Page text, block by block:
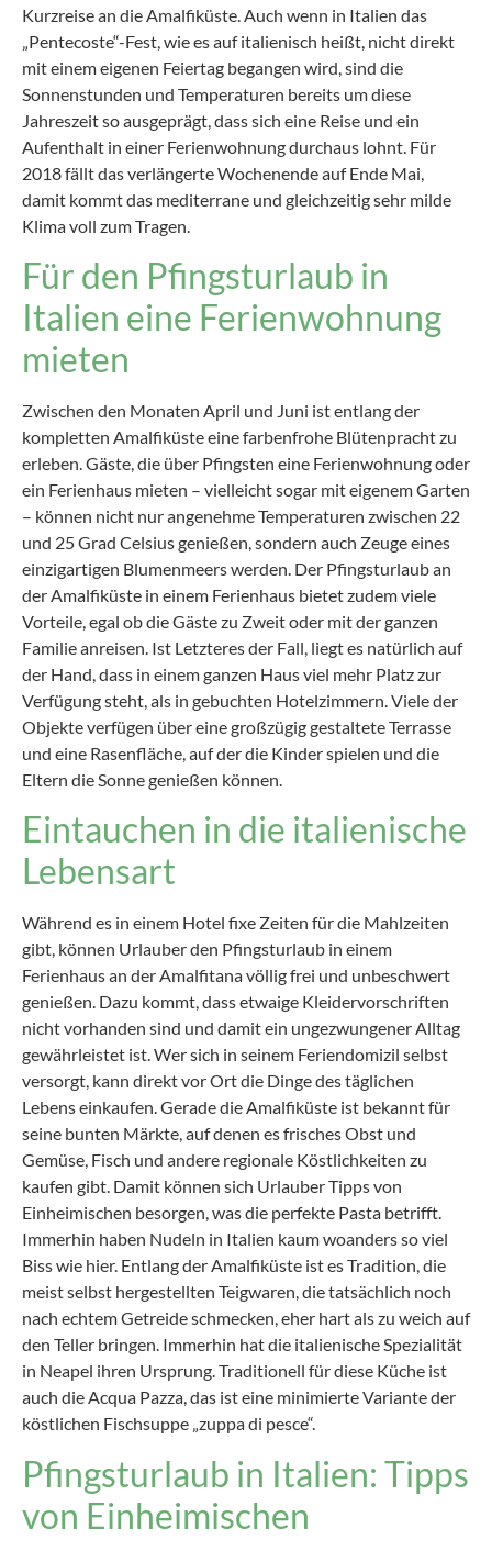
Kurzreise an die Amalfiküste. Auch wenn in Italien das
„Pentecoste“-Fest, wie es auf italienisch heißt, nicht direkt
mit einem eigenen Feiertag begangen wird, sind die
Sonnenstunden und Temperaturen bereits um diese
Jahreszeit so ausgeprägt, dass sich eine Reise und ein
Aufenthalt in einer Ferienwohnung durchaus lohnt. Für
2018 fällt das verlängerte Wochenende auf Ende Mai,
damit kommt das mediterrane und gleichzeitig sehr milde
Klima voll zum Tragen.
Für den Pfingsturlaub in
Italien eine Ferienwohnung
mieten
Zwischen den Monaten April und Juni ist entlang der
kompletten Amalfiküste eine farbenfrohe Blütenpracht zu
erleben. Gäste, die über Pfingsten eine Ferienwohnung oder
ein Ferienhaus mieten – vielleicht sogar mit eigenem Garten
– können nicht nur angenehme Temperaturen zwischen 22
und 25 Grad Celsius genießen, sondern auch Zeuge eines
einzigartigen Blumenmeers werden. Der Pfingsturlaub an
der Amalfiküste in einem Ferienhaus bietet zudem viele
Vorteile, egal ob die Gäste zu Zweit oder mit der ganzen
Familie anreisen. Ist Letzteres der Fall, liegt es natürlich auf
der Hand, dass in einem ganzen Haus viel mehr Platz zur
Verfügung steht, als in gebuchten Hotelzimmern. Viele der
Objekte verfügen über eine großzügig gestaltete Terrasse
und eine Rasenfläche, auf der die Kinder spielen und die
Eltern die Sonne genießen können.
Eintauchen in die italienische
Lebensart
Während es in einem Hotel fixe Zeiten für die Mahlzeiten
gibt, können Urlauber den Pfingsturlaub in einem
Ferienhaus an der Amalfitana völlig frei und unbeschwert
genießen. Dazu kommt, dass etwaige Kleidervorschriften
nicht vorhanden sind und damit ein ungezwungener Alltag
gewährleistet ist. Wer sich in seinem Feriendomizil selbst
versorgt, kann direkt vor Ort die Dinge des täglichen
Lebens einkaufen. Gerade die Amalfiküste ist bekannt für
seine bunten Märkte, auf denen es frisches Obst und
Gemüse, Fisch und andere regionale Köstlichkeiten zu
kaufen gibt. Damit können sich Urlauber Tipps von
Einheimischen besorgen, was die perfekte Pasta betrifft.
Immerhin haben Nudeln in Italien kaum woanders so viel
Biss wie hier. Entlang der Amalfiküste ist es Tradition, die
meist selbst hergestellten Teigwaren, die tatsächlich noch
nach echtem Getreide schmecken, eher hart als zu weich auf
den Teller bringen. Immerhin hat die italienische Spezialität
in Neapel ihren Ursprung. Traditionell für diese Küche ist
auch die Acqua Pazza, das ist eine minimierte Variante der
köstlichen Fischsuppe „zuppa di pesce“.
Pfingsturlaub in Italien: Tipps
von Einheimischen